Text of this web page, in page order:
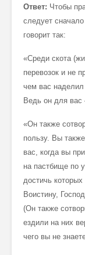
Ответ: Чтобы
следует
говорит так:
«Среди скота
перевозок и не
чем вас
Ведь он для вас
«Он также
пользу. Вы
вас, когда вы
на пастбище по
достичь
Воистину,
(Он также
ездили на них
чего вы не